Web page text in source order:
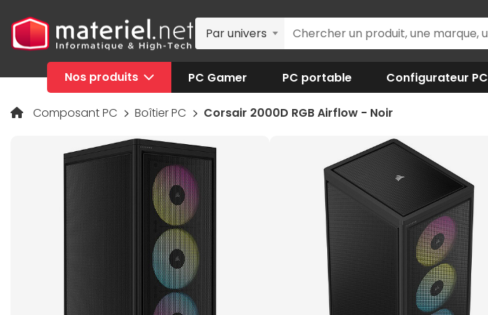
Par univers
Nos produits PC Gamer PC portable Configurateur PC
Composant PC Boîtier PC Corsair 2000D RGB Airflow - Noir